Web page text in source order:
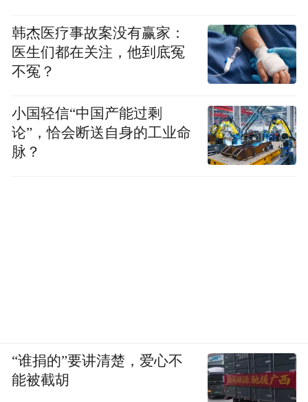
韩杰医疗事故案没有赢家：
医生们都在关注，他到底冤
不冤？
小国轻信“中国产能过剩
论”，恰会断送自身的工业命
脉？
“谁捐的”要讲清楚，爱心不
能被截胡